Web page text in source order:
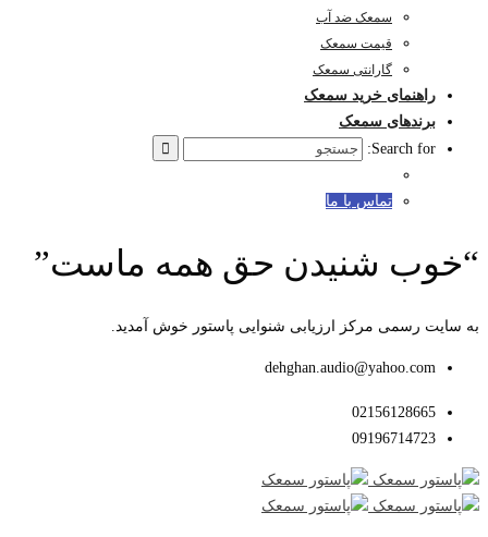
سمعک ضد آب
قیمت سمعک
گارانتی سمعک
راهنمای خرید سمعک
برندهای سمعک
Search for:
تماس با ما
“خوب شنیدن حق همه ماست”
به سایت رسمی مرکز ارزیابی شنوایی پاستور خوش آمدید.
dehghan.audio@yahoo.com
02156128665
09196714723